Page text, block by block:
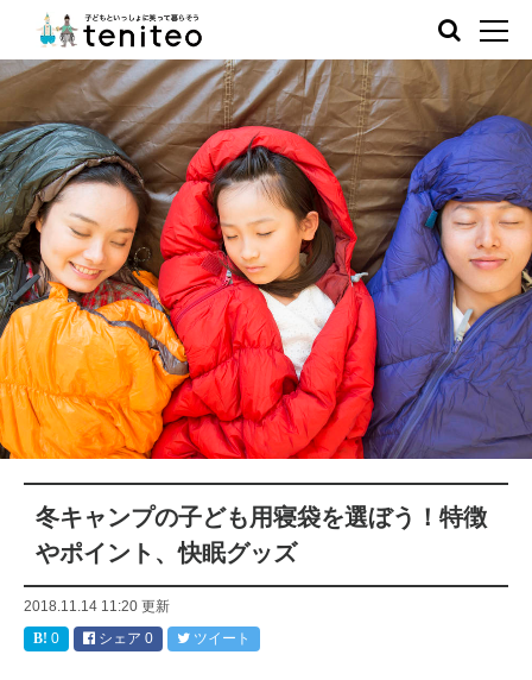
冬キャンプの子ども用寝袋を選ぼう！特徴
やポイント、快眠グッズ
2018.11.14 11:20 更新
0
シェア 0 ツイート